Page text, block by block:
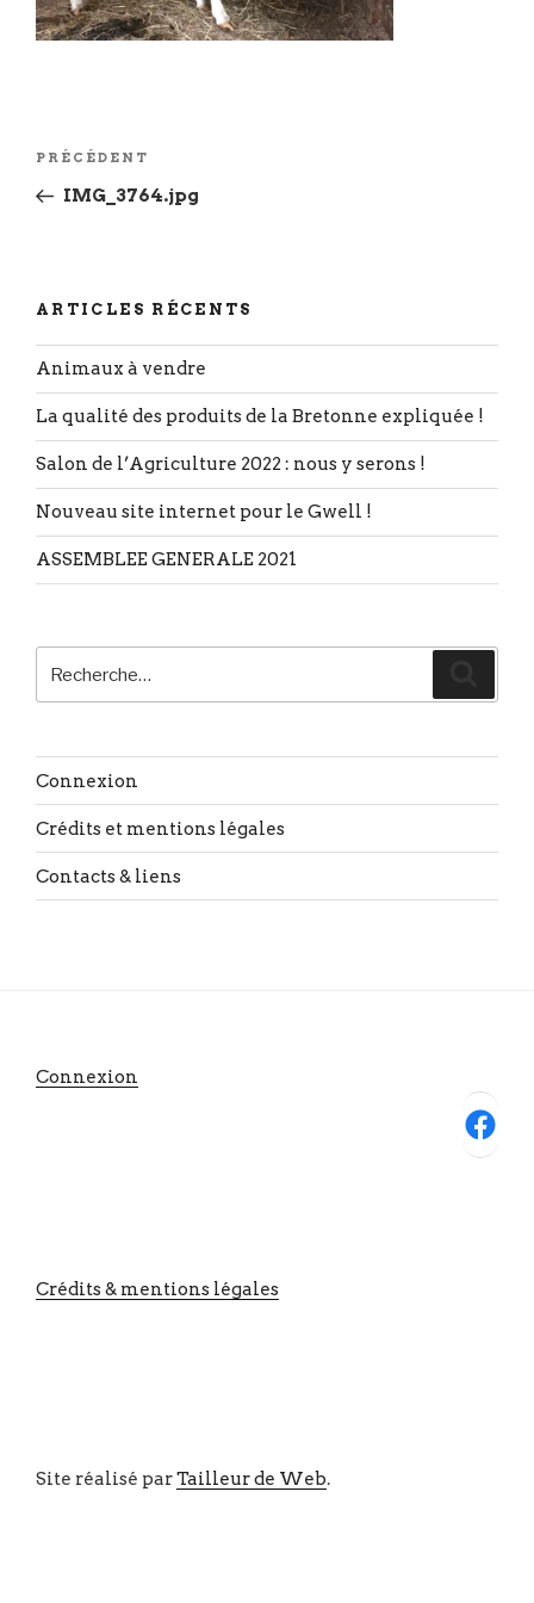
Navigation
l’article
Article
précédent
PRÉCÉDENT
IMG_3764.jpg
ARTICLES RÉCENTS
Animaux à vendre
La qualité des produits de la Bretonne expliquée !
Salon de l’Agriculture 2022 : nous y serons !
Nouveau site internet pour le Gwell !
ASSEMBLEE GENERALE 2021
pour
Connexion
Crédits et mentions légales
Contacts & liens
Connexion
Facebook
Crédits & mentions légales
Site réalisé parTailleur de Web.